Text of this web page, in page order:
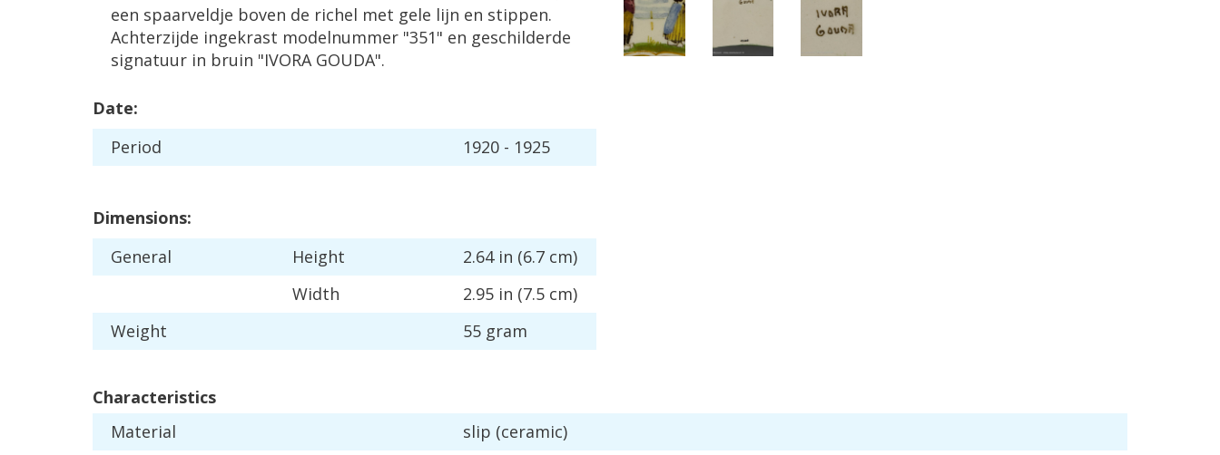
een spaarveldje boven de richel met gele lijn en stippen.
Achterzijde ingekrast modelnummer "351" en geschilderde
signatuur in bruin "IVORA GOUDA".
Date:
Period
1920 - 1925
Dimensions:
General
Height 2.64 in (6.7 cm)
Width
2.95 in (7.5 cm)
Weight
55 gram
Characteristics
Material
slip (ceramic)